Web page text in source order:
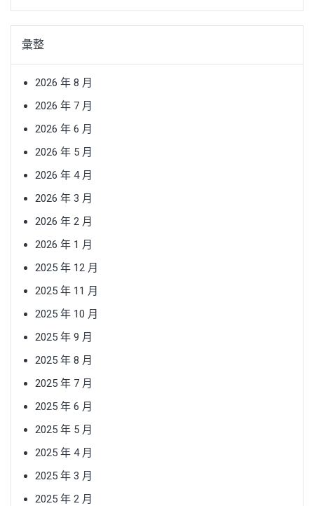
彙整
2026 年 8 月
2026 年 7 月
2026 年 6 月
2026 年 5 月
2026 年 4 月
2026 年 3 月
2026 年 2 月
2026 年 1 月
2025 年 12 月
2025 年 11 月
2025 年 10 月
2025 年 9 月
2025 年 8 月
2025 年 7 月
2025 年 6 月
2025 年 5 月
2025 年 4 月
2025 年 3 月
2025 年 2 月